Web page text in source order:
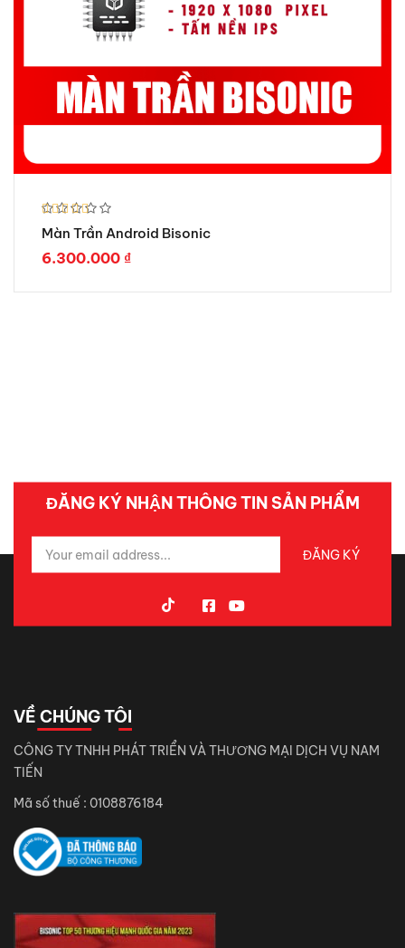
Được xếp
hạng 5.00
5 sao
Màn Trần Android Bisonic
6.300.000 ₫
ĐĂNG KÝ NHẬN THÔNG TIN SẢN PHẨM
VỀ CHÚNG TÔI
CÔNG TY TNHH PHÁT TRIỂN VÀ THƯƠNG MẠI DỊCH VỤ NAM
TIẾN
Mã số thuế : 0108876184